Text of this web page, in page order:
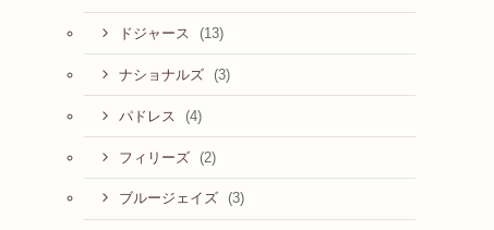
ドジャース (13)
ナショナルズ (3)
パドレス (4)
フィリーズ (2)
ブルージェイズ (3)